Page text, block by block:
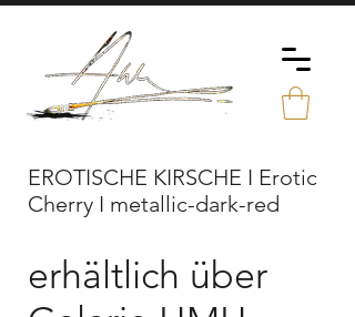
EROTISCHE KIRSCHE I Erotic
Cherry I metallic-dark-red
erhältlich über